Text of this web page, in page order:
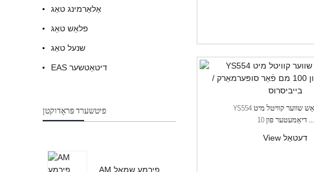
אַלאַרמינג טאַג
פלאַש טאַג
שנעל טאַג
EAS דיטאַטשער
פיטשערד פּראָדוקטן
AM פירמע שמאָל
YS554 מילך פלאַש שווער קוויטל מיט
דיאַמעטער פון 10 ...
View דעטאַל